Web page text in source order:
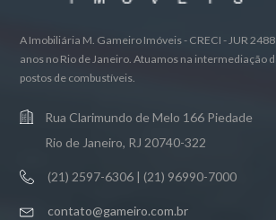
A Imobiliária M. Gameiro Imóveis - CRECI - JUR
anos no Rio de Janeiro. Atuamos na intermediação
postos de combustíveis.
Rua Clarimundo de Melo 166 Piedade
Rio de Janeiro, RJ 20740-322
(21) 2597-6306 | (21) 96990-7000
contato@gameiro.com.br